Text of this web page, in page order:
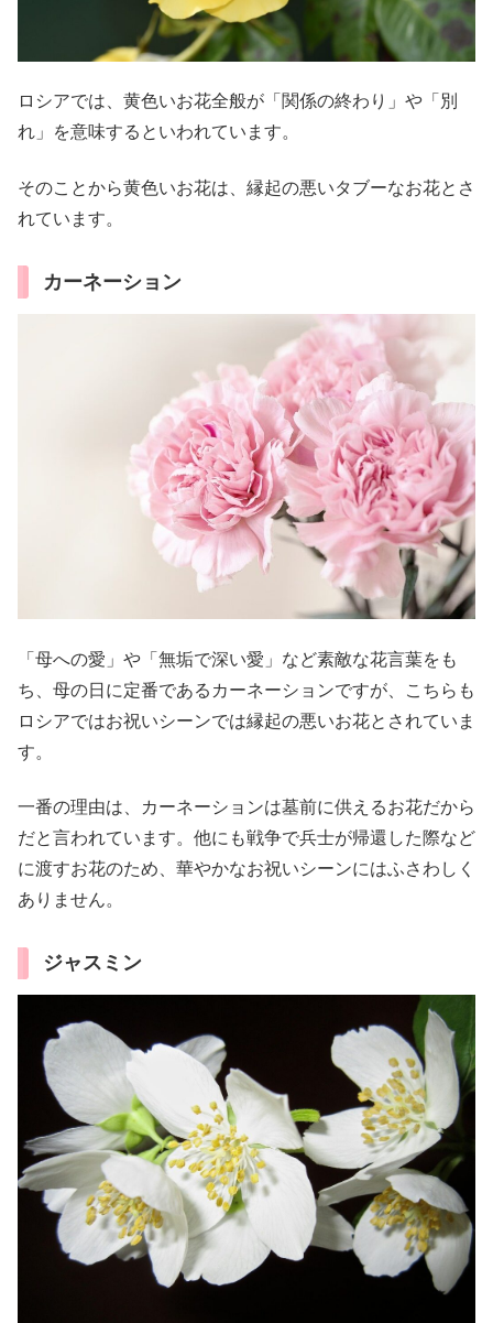
ロシアでは、黄色いお花全般が「関係の終わり」や「別
れ」を意味するといわれています。
そのことから黄色いお花は、縁起の悪いタブーなお花とさ
れています。
カーネーション
「母への愛」や「無垢で深い愛」など素敵な花言葉をも
ち、母の日に定番であるカーネーションですが、こちらも
ロシアではお祝いシーンでは縁起の悪いお花とされていま
す。
一番の理由は、カーネーションは墓前に供えるお花だから
だと言われています。他にも戦争で兵士が帰還した際など
に渡すお花のため、華やかなお祝いシーンにはふさわしく
ありません。
ジャスミン